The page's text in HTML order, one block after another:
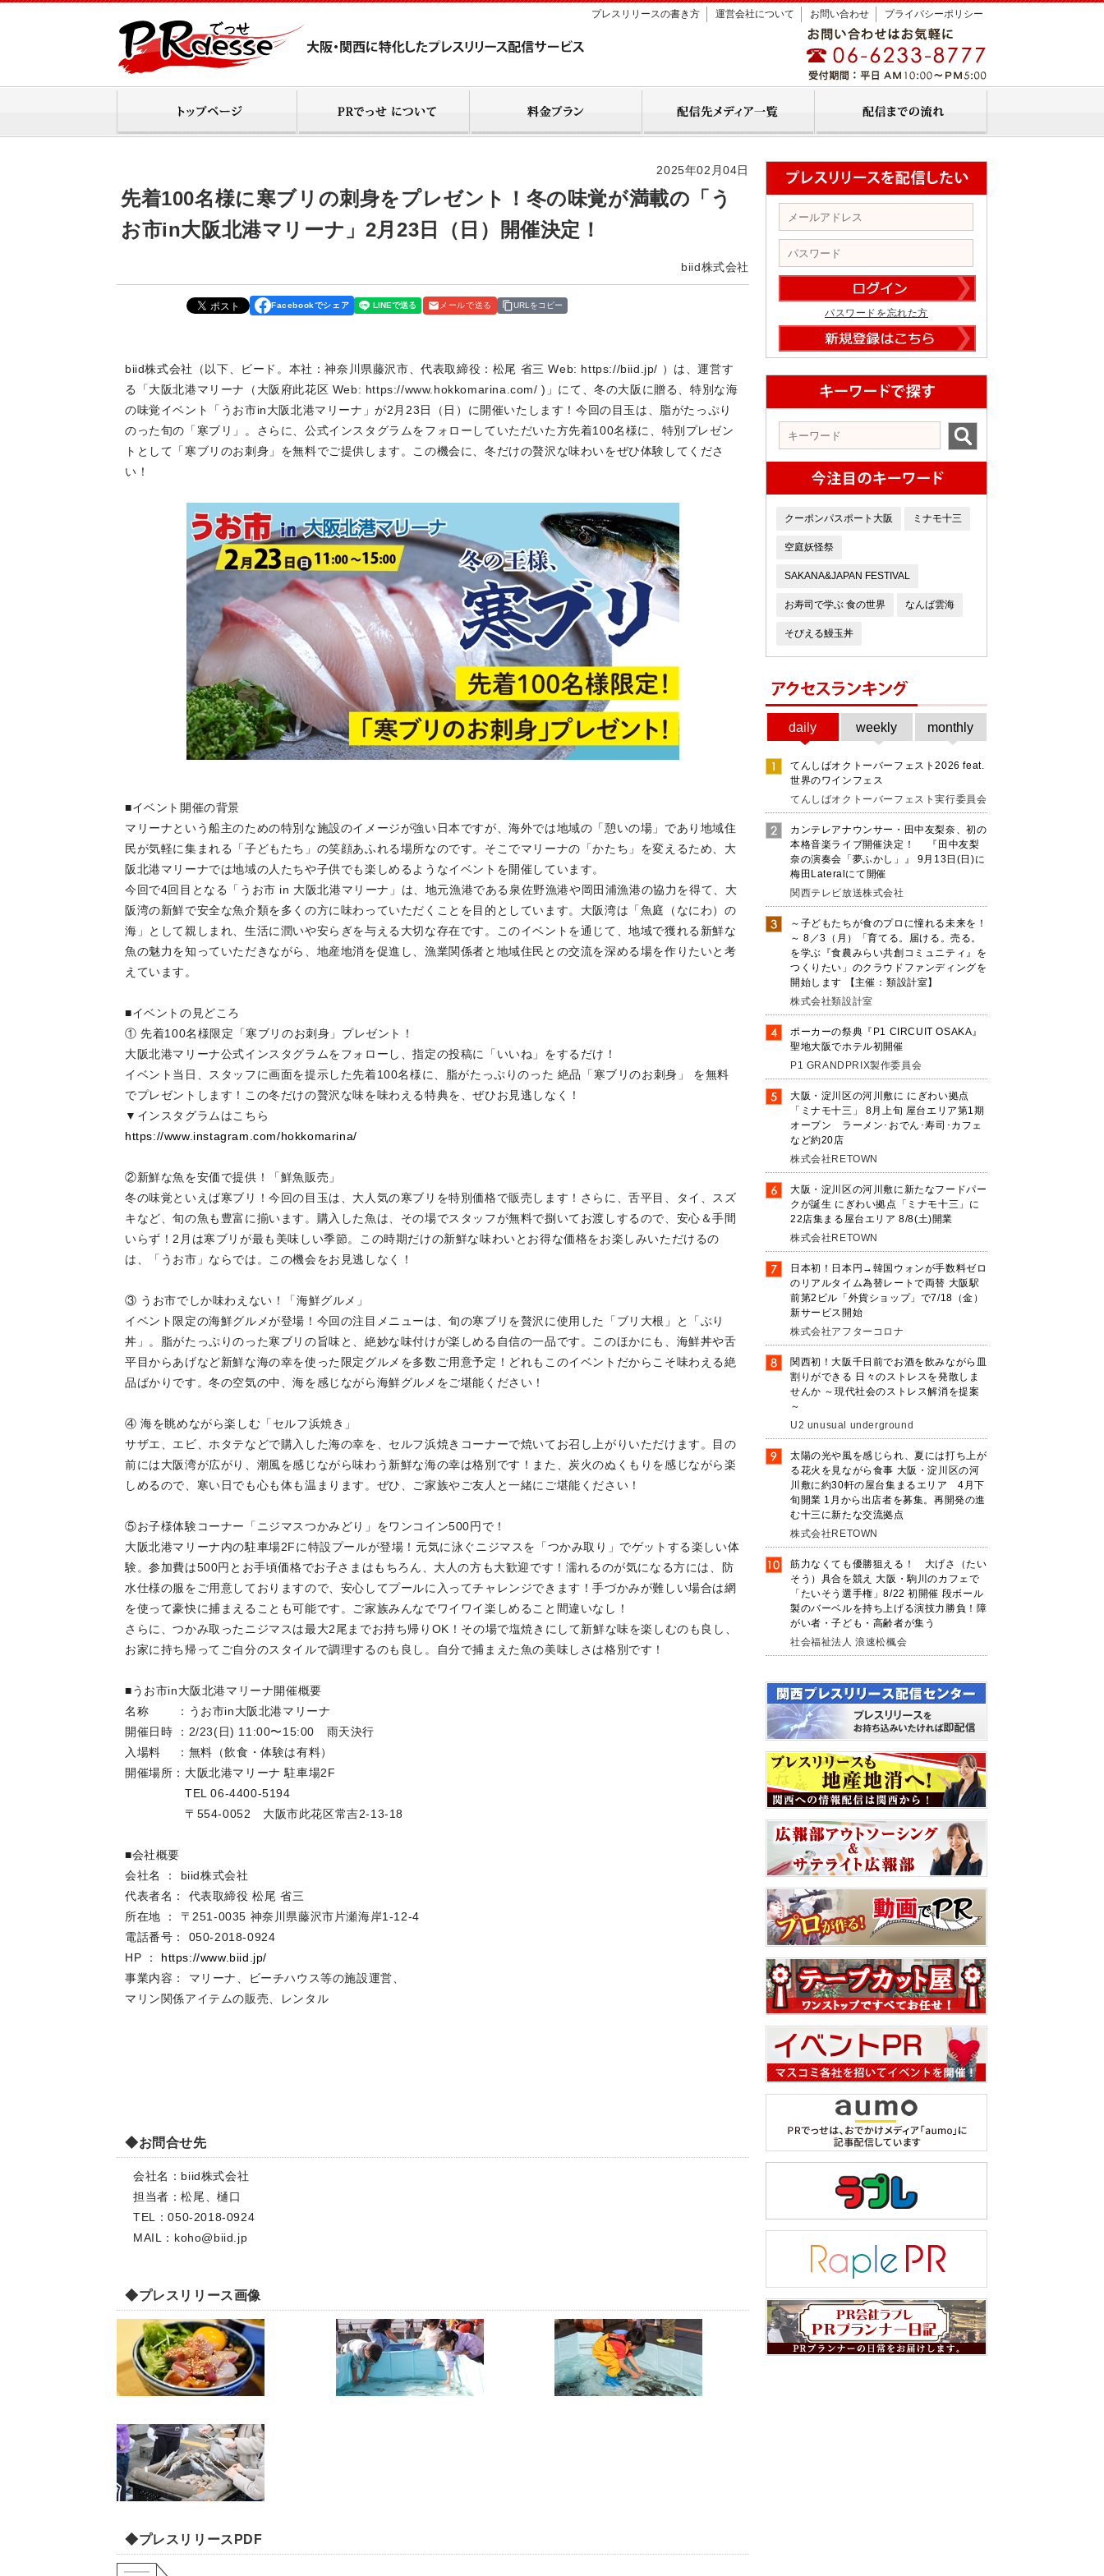
プレスリリースの書き方 運営会社について お問い合わせ プライバシーポリシー
2025年02月04日
先着100名様に寒ブリの刺身をプレゼント！冬の味覚が満載の「う
お市in大阪北港マリーナ」2月23日（日）開催決定！
biid株式会社
Facebookでシェア メールで送る URLをコピー
biid株式会社（以下、ビード。本社：神奈川県藤沢市、代表取締役：松尾 省三 Web: https://biid.jp/ ）は、運営す
る「大阪北港マリーナ（大阪府此花区 Web: https://www.hokkomarina.com/ )」にて、冬の大阪に贈る、特別な海
の味覚イベント「うお市in大阪北港マリーナ」が2月23日（日）に開催いたします！今回の目玉は、脂がたっぷり
のった旬の「寒ブリ」。さらに、公式インスタグラムをフォローしていただいた方先着100名様に、特別プレゼン
トとして「寒ブリのお刺身」を無料でご提供します。この機会に、冬だけの贅沢な味わいをぜひ体験してくださ
い！
■イベント開催の背景
マリーナという船主のための特別な施設のイメージが強い日本ですが、海外では地域の「憩いの場」であり地域住
民が気軽に集まれる「子どもたち」の笑顔あふれる場所なのです。そこでマリーナの「かたち」を変えるため、大
阪北港マリーナでは地域の人たちや子供でも楽しめるようなイベントを開催しています。
今回で4回目となる「うお市 in 大阪北港マリーナ」は、地元漁港である泉佐野漁港や岡田浦漁港の協力を得て、大
阪湾の新鮮で安全な魚介類を多くの方に味わっていただくことを目的としています。大阪湾は「魚庭（なにわ）の
海」として親しまれ、生活に潤いや安らぎを与える大切な存在です。このイベントを通じて、地域で獲れる新鮮な
魚の魅力を知っていただきながら、地産地消を促進し、漁業関係者と地域住民との交流を深める場を作りたいと考
えています。
■イベントの見どころ
① 先着100名様限定「寒ブリのお刺身」プレゼント！
大阪北港マリーナ公式インスタグラムをフォローし、指定の投稿に「いいね」をするだけ！
イベント当日、スタッフに画面を提示した先着100名様に、脂がたっぷりのった 絶品「寒ブリのお刺身」 を無料
でプレゼントします！この冬だけの贅沢な味を味わえる特典を、ぜひお見逃しなく！
▼インスタグラムはこちら
https://www.instagram.com/hokkomarina/
②新鮮な魚を安価で提供！「鮮魚販売」
冬の味覚といえば寒ブリ！今回の目玉は、大人気の寒ブリを特別価格で販売します！さらに、舌平目、タイ、スズ
キなど、旬の魚も豊富に揃います。購入した魚は、その場でスタッフが無料で捌いてお渡しするので、安心＆手間
いらず！2月は寒ブリが最も美味しい季節。この時期だけの新鮮な味わいとお得な価格をお楽しみいただけるの
は、「うお市」ならでは。この機会をお見逃しなく！
③ うお市でしか味わえない！「海鮮グルメ」
イベント限定の海鮮グルメが登場！今回の注目メニューは、旬の寒ブリを贅沢に使用した「ブリ大根」と「ぶり
丼」。脂がたっぷりのった寒ブリの旨味と、絶妙な味付けが楽しめる自信の一品です。このほかにも、海鮮丼や舌
平目からあげなど新鮮な海の幸を使った限定グルメを多数ご用意予定！どれもこのイベントだからこそ味わえる絶
品ばかりです。冬の空気の中、海を感じながら海鮮グルメをご堪能ください！
④ 海を眺めながら楽しむ「セルフ浜焼き」
サザエ、エビ、ホタテなどで購入した海の幸を、セルフ浜焼きコーナーで焼いてお召し上がりいただけます。目の
前には大阪湾が広がり、潮風を感じながら味わう新鮮な海の幸は格別です！また、炭火のぬくもりを感じながら楽
しめるので、寒い日でも心も体も温まります。ぜひ、ご家族やご友人と一緒にご堪能ください！
⑤お子様体験コーナー「ニジマスつかみどり」をワンコイン500円で！
大阪北港マリーナ内の駐車場2Fに特設プールが登場！元気に泳ぐニジマスを「つかみ取り」でゲットする楽しい体
験。参加費は500円とお手頃価格でお子さまはもちろん、大人の方も大歓迎です！濡れるのが気になる方には、防
水仕様の服をご用意しておりますので、安心してプールに入ってチャレンジできます！手づかみが難しい場合は網
を使って豪快に捕まえることも可能です。ご家族みんなでワイワイ楽しめること間違いなし！
さらに、つかみ取ったニジマスは最大2尾までお持ち帰りOK！その場で塩焼きにして新鮮な味を楽しむのも良し、
お家に持ち帰ってご自分のスタイルで調理するのも良し。自分で捕まえた魚の美味しさは格別です！
■うお市in大阪北港マリーナ開催概要
名称 ：うお市in大阪北港マリーナ
開催日時 ：2/23(日) 11:00〜15:00 雨天決行
入場料 ：無料（飲食・体験は有料）
開催場所：大阪北港マリーナ 駐車場2F
TEL 06-4400-5194
〒554-0052 大阪市此花区常吉2-13-18
■会社概要
会社名 ： biid株式会社
代表者名： 代表取締役 松尾 省三
所在地 ： 〒251-0035 神奈川県藤沢市片瀬海岸1-12-4
電話番号： 050-2018-0924
HP ： https://www.biid.jp/
事業内容： マリーナ、ビーチハウス等の施設運営、
マリン関係アイテムの販売、レンタル
◆お問合せ先
会社名：biid株式会社
担当者：松尾、樋口
TEL：050-2018-0924
MAIL： koho@biid.jp
◆プレスリリース画像
◆プレスリリースPDF
パスワードを忘れた方
クーポンパスポート大阪 ミナモ十三
空庭妖怪祭
SAKANA&JAPAN FESTIVAL
お寿司で学ぶ 食の世界 なんば雲海
そびえる鰻玉丼
daily weekly monthly
てんしばオクトーバーフェスト2026 feat.
世界のワインフェス
てんしばオクトーバーフェスト実行委員会
カンテレアナウンサー・田中友梨奈、初の
本格音楽ライブ開催決定！ 『田中友梨
奈の演奏会「夢ふかし」』 9月13日(日)に
梅田Lateralにて開催
関西テレビ放送株式会社
～子どもたちが食のプロに憧れる未来を！
～ 8／3（月）「育てる。届ける。売る。
を学ぶ『食農みらい共創コミュニティ』を
つくりたい」のクラウドファンディングを
開始します 【主催：類設計室】
株式会社類設計室
ポーカーの祭典『P1 CIRCUIT OSAKA』
聖地大阪でホテル初開催
P1 GRANDPRIX製作委員会
大阪・淀川区の河川敷に にぎわい拠点
「ミナモ十三」 8月上旬 屋台エリア第1期
オープン ラーメン･おでん･寿司･カフェ
など約20店
株式会社RETOWN
大阪・淀川区の河川敷に新たなフードパー
クが誕生 にぎわい拠点「ミナモ十三」に
22店集まる屋台エリア 8/8(土)開業
株式会社RETOWN
日本初！日本円→韓国ウォンが手数料ゼロ
のリアルタイム為替レートで両替 大阪駅
前第2ビル「外貨ショップ」で7/18（金）
新サービス開始
株式会社アフターコロナ
関西初！大阪千日前でお酒を飲みながら皿
割りができる 日々のストレスを発散しま
せんか ～現代社会のストレス解消を提案
～
U2 unusual underground
太陽の光や風を感じられ、夏には打ち上が
る花火を見ながら食事 大阪・淀川区の河
川敷に約30軒の屋台集まるエリア 4月下
旬開業 1月から出店者を募集。再開発の進
む十三に新たな交流拠点
株式会社RETOWN
筋力なくても優勝狙える！ 大げさ（たい
そう）具合を競え 大阪・駒川のカフェで
「たいそう選手権」8/22 初開催 段ボール
製のバーベルを持ち上げる演技力勝負！障
がい者・子ども・高齢者が集う
社会福祉法人 浪速松楓会